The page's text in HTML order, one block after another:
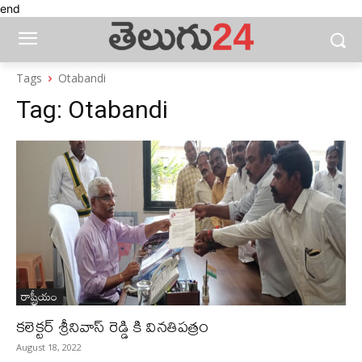
end
Tags Otabandi
Tag: Otabandi
రాష్ట్రీయం
కలెక్టర్ శ్రీనివాస్ రెడ్డి కి వినతిపత్రం
August 18, 2022